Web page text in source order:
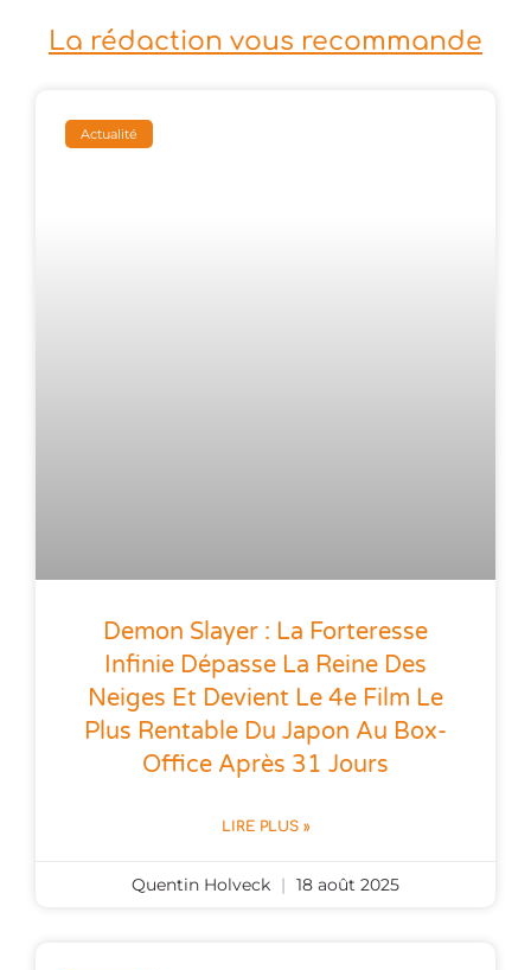
La rédaction vous recommande
Actualité
Demon Slayer : La Forteresse
Infinie Dépasse La Reine Des
Neiges Et Devient Le 4e Film Le
Plus Rentable Du Japon Au Box-
Office Après 31 Jours
LIRE PLUS »
Quentin Holveck 18 août 2025